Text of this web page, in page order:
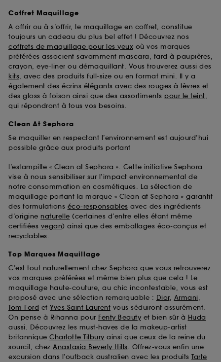
Coffret Maquillage
A offrir ou à s’offrir, le maquillage en coffret, constitue
toujours un cadeau du plus bel effet ! Découvrez nos
coffrets de maquillage pour les yeux où vos marques
préférées associent savamment mascara, fard à paupières,
crayon, eye-liner ou démaquillant. Vous trouverez aussi des
kits, avec des produits full-size ou en format mini. Il y a
également des écrins élégants avec des rouges à lèvres et
des gloss à foison ainsi que des assortiments pour le teint,
qui répondront à tous vos besoins.
Clean At Sephora
Se maquiller en respectant l’environnement est aujourd’hui
possible grâce aux produits portant
l’estampille « Clean at Sephora ». Cette initiative Sephora
vise à nous sensibiliser sur l’impact environnemental de
notre consommation en cosmétiques. La sélection de
maquillage portant la marque « Clean at Sephora » garantit
des formulations éco-responsables avec des ingrédients
d’origine naturelle (certaines d’entre elles étant même
certifiées vegan) ainsi que des emballages éco-conçus et
recyclables.
Top Marques Maquillage
C’est tout naturellement chez Sephora que vous retrouverez
vos marques préférées et même bien plus que cela ! Le
maquillage haute-couture, au chic incontestable, vous est
proposé avec une sélection remarquable : Dior, Armani,
Tom Ford et Yves Saint Laurent vous séduiront assurément.
On pense à Rihanna pour Fenty Beauty et bien sûr à Huda
aussi. Découvrez les must-haves de la makeup-artist
britannique Charlotte Tilbury ainsi que ceux de la reine du
sourcil, chez Anastasia Beverly Hills. Offrez-vous enfin une
excursion dans l’outback australien avec les produits Tarte